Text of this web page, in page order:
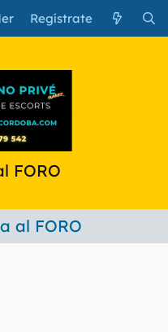
Regístrate
FORO
al FORO